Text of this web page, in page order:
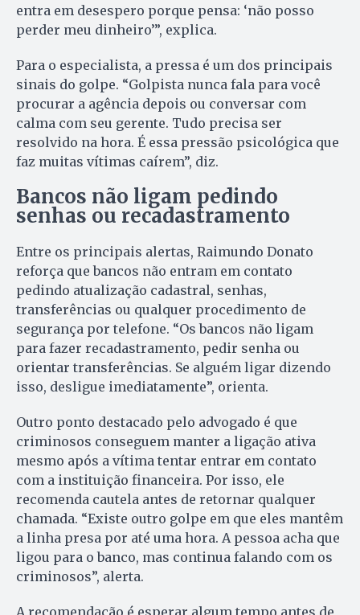
entra em desespero porque pensa: ‘não posso
perder meu dinheiro’”, explica.
Para o especialista, a pressa é um dos principais
sinais do golpe. “Golpista nunca fala para você
procurar a agência depois ou conversar com
calma com seu gerente. Tudo precisa ser
resolvido na hora. É essa pressão psicológica que
faz muitas vítimas caírem”, diz.
Bancos não ligam pedindo
senhas ou recadastramento
Entre os principais alertas, Raimundo Donato
reforça que bancos não entram em contato
pedindo atualização cadastral, senhas,
transferências ou qualquer procedimento de
segurança por telefone. “Os bancos não ligam
para fazer recadastramento, pedir senha ou
orientar transferências. Se alguém ligar dizendo
isso, desligue imediatamente”, orienta.
Outro ponto destacado pelo advogado é que
criminosos conseguem manter a ligação ativa
mesmo após a vítima tentar entrar em contato
com a instituição financeira. Por isso, ele
recomenda cautela antes de retornar qualquer
chamada. “Existe outro golpe em que eles mantêm
a linha presa por até uma hora. A pessoa acha que
ligou para o banco, mas continua falando com os
criminosos”, alerta.
A recomendação é esperar algum tempo antes de